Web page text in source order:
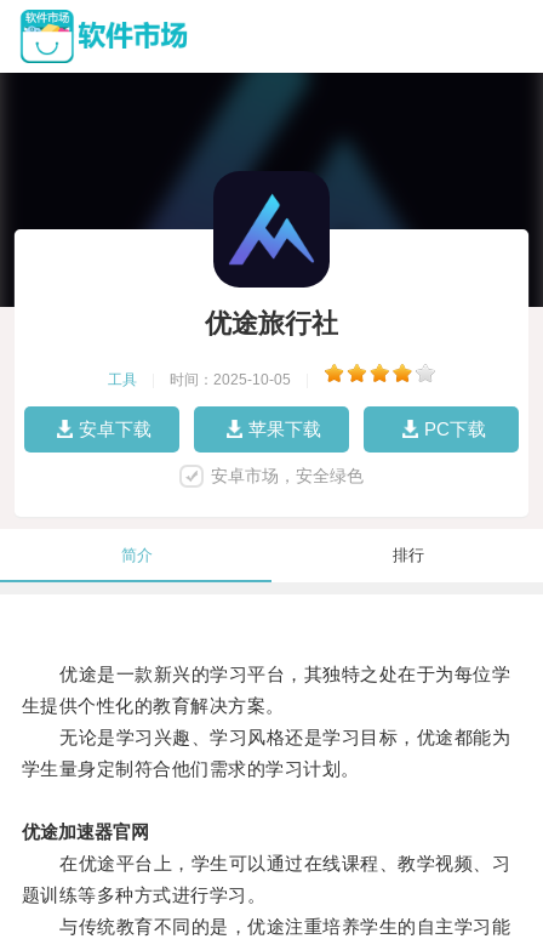
优途旅行社
工具 时间：2025-10-05
安卓下载 苹果下载 PC下载
安卓市场，安全绿色
简介 排行
优途是一款新兴的学习平台，其独特之处在于为每位学
生提供个性化的教育解决方案。
无论是学习兴趣、学习风格还是学习目标，优途都能为
学生量身定制符合他们需求的学习计划。
优途加速器官网
在优途平台上，学生可以通过在线课程、教学视频、习
题训练等多种方式进行学习。
与传统教育不同的是，优途注重培养学生的自主学习能